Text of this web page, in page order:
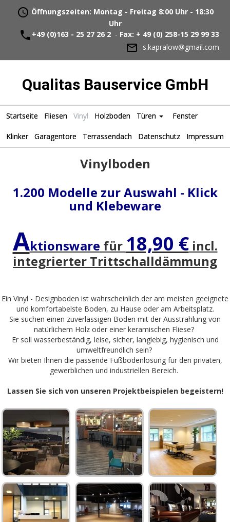
Öffnungszeiten: Montag - Freitag 8:00 Uhr - 18:30
Uhr
+49 (0)163 - 25 27 26 2 - Fax: + 49 (0) 258-15 29 99 33
s.kapralow@gmail.com
Qualitas Bauservice GmbH
Startseite Fliesen Vinyl Holzboden Türen Fenster
Klinker Garagentore Terrassendach Datenschutz Impressum
Vinylboden
1.200 Modelle zur Auswahl - Klick
und Klebeware
Aktionsware für 18,90 € incl.
integrierter Trittschalldämmung
Ein Vinyl - Designboden ist wahrscheinlich der am meisten geeignete
und komfortabelste Boden, zu Hause oder am Arbeitsplatz.
Sie suchen einen zuverlässigen Boden mit der Ausstrahlung von
natürlichem Holz oder einer keramischen Fliese?
Er soll wasserbeständig, leise, sicher, langlebig, hygienisch und
umweltfreundlich sein?
Wir bieten Ihnen die passende Fußbodenlösung für den privaten,
gewerblichen und industriellen Bereich.
Lassen Sie sich von unseren Projektbeispielen begeistern!